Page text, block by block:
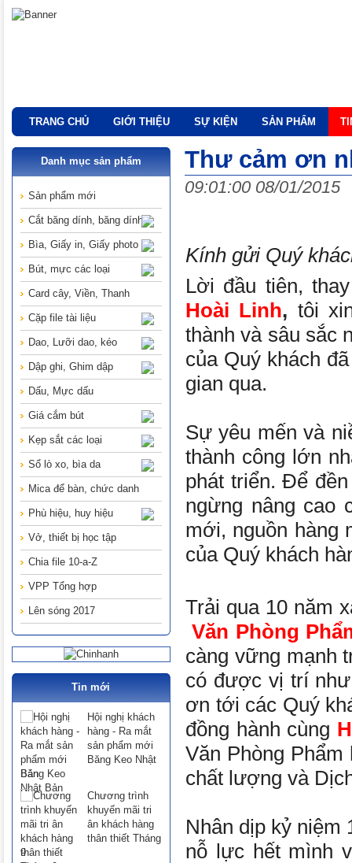
TRANG CHỦ GIỚI THIỆU SỰ KIỆN SẢN PHẨM
Danh mục sản phẩm
Sản phẩm mới
Cắt băng dính, băng dính
Bìa, Giấy in, Giấy photo
Bút, mực các loại
Card cây, Viền, Thanh
Cặp file tài liệu
Dao, Lưỡi dao, kéo
Dập ghi, Ghim dập
Dấu, Mực dấu
Giá cắm bút
Kẹp sắt các loại
Sổ lò xo, bìa da
Mica để bàn, chức danh
Phù hiệu, huy hiệu
Vở, thiết bị học tập
Chia file 10-a-Z
VPP Tổng hợp
Lên sóng 2017
Tin mới
Hội nghị khách
hàng - Ra mắt
sản phẩm mới
Băng Keo Nhật
Bản
Chương trình
khuyến mãi tri
ân khách hàng
thân thiết Tháng
9
Thư cảm ơn
09:01:00 08/01/2015
Kính gửi Quý
Lời đầu tiên,
Hoài Linh, tôi
thành và sâu sắc
của Quý khách
gian qua.
Sự yêu mến và
thành công lớn
phát triển. Để
ngừng nâng cao
mới, nguồn hàng
của Quý khách
Trải qua 10 năm
Văn Phòng
càng vững mạnh
có được vị trí
ơn tới các Quý
đồng hành cùng
Văn Phòng
chất lượng và
Nhân dịp kỷ
nỗ lực hết mình